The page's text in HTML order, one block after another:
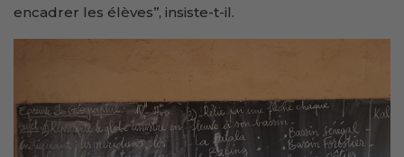
encadrer les élèves’’, insiste-t-il.